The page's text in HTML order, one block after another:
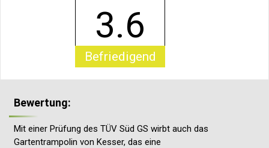
3.6
Befriedigend
Bewertung:
Mit einer Prüfung des TÜV Süd GS wirbt auch das
Gartentrampolin von Kesser, das eine